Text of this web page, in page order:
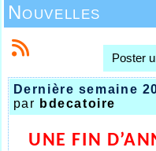
Nouvelles
Poster
Dernière semaine
par bdecatoire
UNE FIN